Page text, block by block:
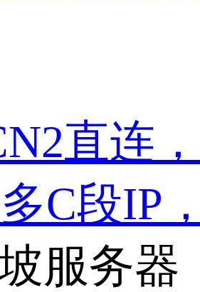
直连
C段IP
服务器